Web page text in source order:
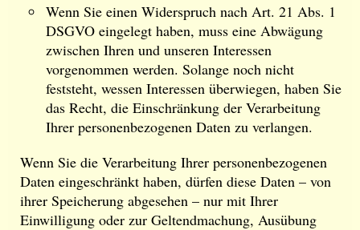
Wenn Sie einen Widerspruch nach Art. 21 Abs. 1
DSGVO eingelegt haben, muss eine Abwägung
zwischen Ihren und unseren Interessen
vorgenommen werden. Solange noch nicht
feststeht, wessen Interessen überwiegen, haben Sie
das Recht, die Einschränkung der Verarbeitung
Ihrer personenbezogenen Daten zu verlangen.
Wenn Sie die Verarbeitung Ihrer personenbezogenen
Daten eingeschränkt haben, dürfen diese Daten – von
ihrer Speicherung abgesehen – nur mit Ihrer
Einwilligung oder zur Geltendmachung, Ausübung